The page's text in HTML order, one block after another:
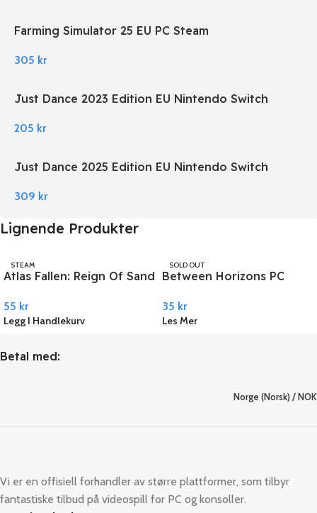
Farming Simulator 25 EU PC Steam
305 kr
Just Dance 2023 Edition EU Nintendo Switch
205 kr
Just Dance 2025 Edition EU Nintendo Switch
309 kr
Lignende Produkter
STEAM
Atlas Fallen: Reign Of Sand
55 kr
Legg I Handlekurv
SOLD OUT
STEAM
Between Horizons PC
35 kr
Les Mer
Betal med:
Norge (Norsk) / NOK
Vi er en offisiell forhandler av større plattformer, som tilbyr
fantastiske tilbud på videospill for PC og konsoller.